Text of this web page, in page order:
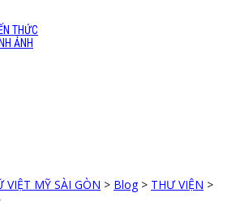
THỨC
ẢNH
VIỆT MỸ SÀI GÒN > Blog> THƯ VIỆN >